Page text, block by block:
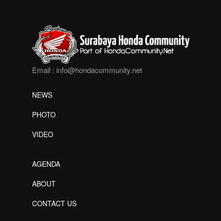
Email : info@hondacommunity.net
NEWS
PHOTO
VIDEO
AGENDA
ABOUT
CONTACT US